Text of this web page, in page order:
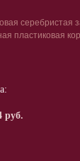
серебристая
пластиковая
руб.